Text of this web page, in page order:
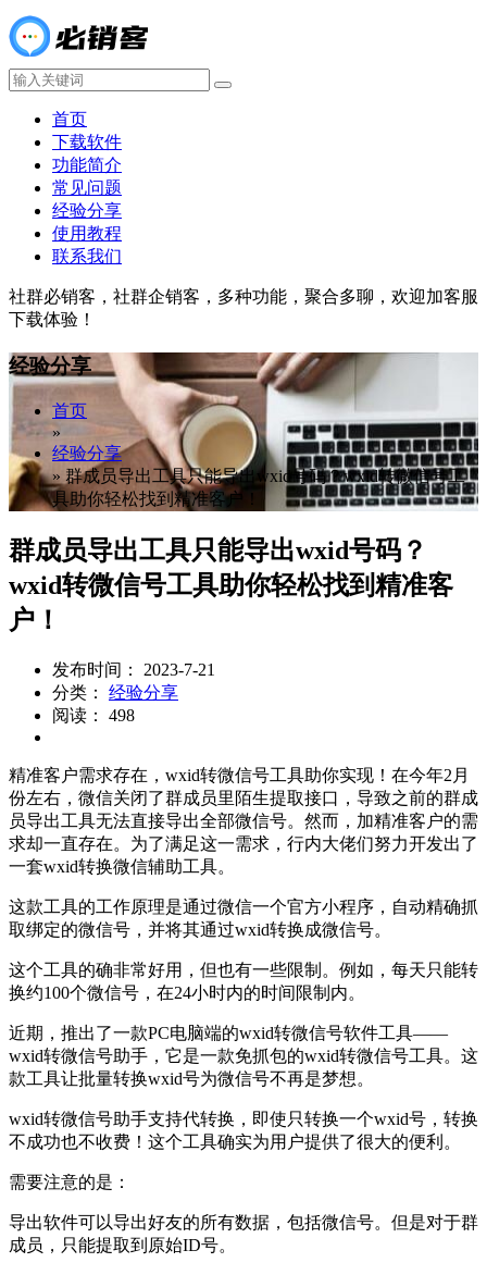
首页
下载软件
功能简介
常见问题
经验分享
使用教程
联系我们
社群必销客，社群企销客，多种功能，聚合多聊，欢迎加客服
下载体验！
经验分享
首页
»
经验分享
» 群成员导出工具只能导出wxid号码？wxid转微信号工
具助你轻松找到精准客户！
群成员导出工具只能导出wxid号码？
wxid转微信号工具助你轻松找到精准客
户！
发布时间： 2023-7-21
分类： 经验分享
阅读： 498
精准客户需求存在，wxid转微信号工具助你实现！在今年2月
份左右，微信关闭了群成员里陌生提取接口，导致之前的群成
员导出工具无法直接导出全部微信号。然而，加精准客户的需
求却一直存在。为了满足这一需求，行内大佬们努力开发出了
一套wxid转换微信辅助工具。
这款工具的工作原理是通过微信一个官方小程序，自动精确抓
取绑定的微信号，并将其通过wxid转换成微信号。
这个工具的确非常好用，但也有一些限制。例如，每天只能转
换约100个微信号，在24小时内的时间限制内。
近期，推出了一款PC电脑端的wxid转微信号软件工具——
wxid转微信号助手，它是一款免抓包的wxid转微信号工具。这
款工具让批量转换wxid号为微信号不再是梦想。
wxid转微信号助手支持代转换，即使只转换一个wxid号，转换
不成功也不收费！这个工具确实为用户提供了很大的便利。
需要注意的是：
导出软件可以导出好友的所有数据，包括微信号。但是对于群
成员，只能提取到原始ID号。